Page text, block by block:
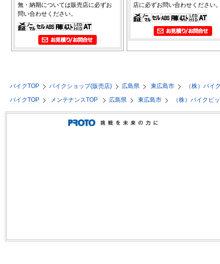
無・納期については販売店に必ずお
問い合わせください。
店に必ずお問い合わせください
バイクTOP バイクショップ(販売店) 広島県 東広島市
（株）バイ
バイクTOP
メンテナンスTOP 広島県 東広島市 （株）バイクピ